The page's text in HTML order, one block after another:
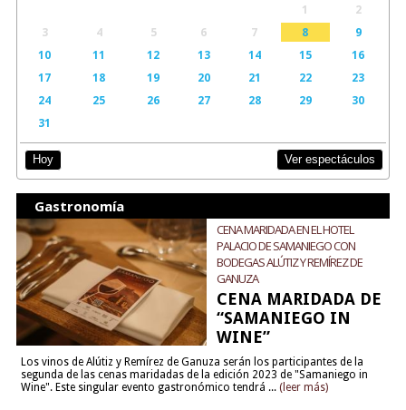
1
2
3
4 5 6 7 8
9
10
11 12 13 14 15
16
17
18 19 20 21 22
23
24
25 26 27 28 29
30
31
Hoy Ver espectáculos
Gastronomía
CENA MARIDADA EN EL HOTEL
PALACIO DE SAMANIEGO CON
BODEGAS ALÚTIZ Y REMÍREZ DE
GANUZA
CENA MARIDADA DE
“SAMANIEGO IN
WINE”
Los vinos de Alútiz y Remírez de Ganuza serán los participantes de la
segunda de las cenas maridadas de la edición 2023 de "Samaniego in
Wine". Este singular evento gastronómico tendrá ... (leer más)